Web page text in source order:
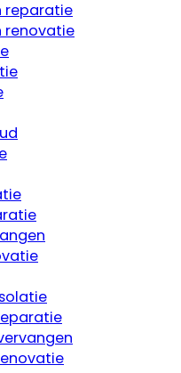
reparatie
renovatie